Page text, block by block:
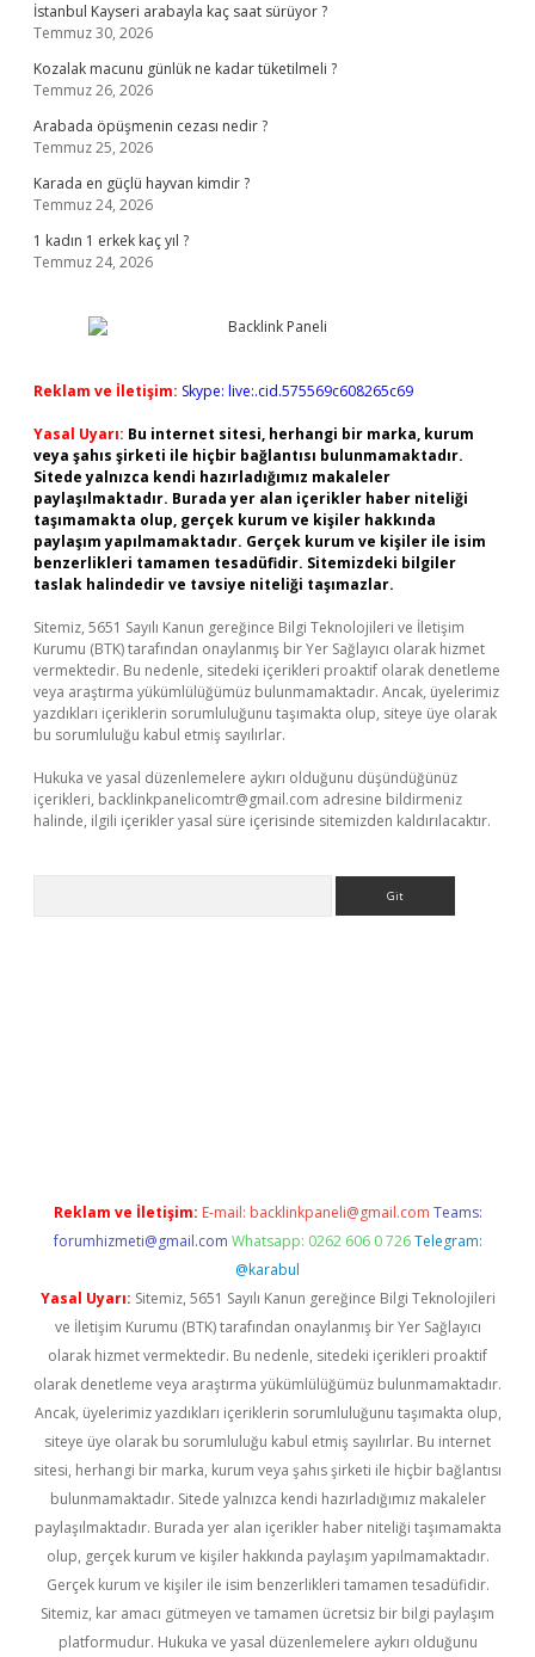
İstanbul Kayseri arabayla kaç saat sürüyor ?
Temmuz 30, 2026
Kozalak macunu günlük ne kadar tüketilmeli ?
Temmuz 26, 2026
Arabada öpüşmenin cezası nedir ?
Temmuz 25, 2026
Karada en güçlü hayvan kimdir ?
Temmuz 24, 2026
1 kadın 1 erkek kaç yıl ?
Temmuz 24, 2026
Reklam ve İletişim: Skype: live:.cid.575569c608265c69
Yasal Uyarı: Bu internet sitesi, herhangi bir marka, kurum
veya şahıs şirketi ile hiçbir bağlantısı bulunmamaktadır.
Sitede yalnızca kendi hazırladığımız makaleler
paylaşılmaktadır. Burada yer alan içerikler haber niteliği
taşımamakta olup, gerçek kurum ve kişiler hakkında
paylaşım yapılmamaktadır. Gerçek kurum ve kişiler ile isim
benzerlikleri tamamen tesadüfidir. Sitemizdeki bilgiler
taslak halindedir ve tavsiye niteliği taşımazlar.
Sitemiz, 5651 Sayılı Kanun gereğince Bilgi Teknolojileri ve İletişim
Kurumu (BTK) tarafından onaylanmış bir Yer Sağlayıcı olarak hizmet
vermektedir. Bu nedenle, sitedeki içerikleri proaktif olarak denetleme
veya araştırma yükümlülüğümüz bulunmamaktadır. Ancak, üyelerimiz
yazdıkları içeriklerin sorumluluğunu taşımakta olup, siteye üye olarak
bu sorumluluğu kabul etmiş sayılırlar.
Hukuka ve yasal düzenlemelere aykırı olduğunu düşündüğünüz
içerikleri, backlinkpanelicomtr@gmail.com adresine bildirmeniz
halinde, ilgili içerikler yasal süre içerisinde sitemizden kaldırılacaktır.
Reklam ve İletişim: E-mail: backlinkpaneli@gmail.com Teams:
forumhizmeti@gmail.com Whatsapp: 0262 606 0 726 Telegram:
@karabul
Yasal Uyarı: Sitemiz, 5651 Sayılı Kanun gereğince Bilgi Teknolojileri
ve İletişim Kurumu (BTK) tarafından onaylanmış bir Yer Sağlayıcı
olarak hizmet vermektedir. Bu nedenle, sitedeki içerikleri proaktif
olarak denetleme veya araştırma yükümlülüğümüz bulunmamaktadır.
Ancak, üyelerimiz yazdıkları içeriklerin sorumluluğunu taşımakta olup,
siteye üye olarak bu sorumluluğu kabul etmiş sayılırlar. Bu internet
sitesi, herhangi bir marka, kurum veya şahıs şirketi ile hiçbir bağlantısı
bulunmamaktadır. Sitede yalnızca kendi hazırladığımız makaleler
paylaşılmaktadır. Burada yer alan içerikler haber niteliği taşımamakta
olup, gerçek kurum ve kişiler hakkında paylaşım yapılmamaktadır.
Gerçek kurum ve kişiler ile isim benzerlikleri tamamen tesadüfidir.
Sitemiz, kar amacı gütmeyen ve tamamen ücretsiz bir bilgi paylaşım
platformudur. Hukuka ve yasal düzenlemelere aykırı olduğunu